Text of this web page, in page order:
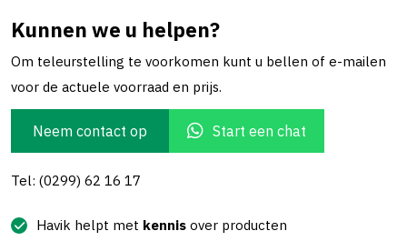
Kunnen we u helpen?
Om teleurstelling te voorkomen kunt u bellen of e-mailen
voor de actuele voorraad en prijs.
Neem contact op Start een chat
Tel: (0299) 62 16 17
Havik helpt met kennis over producten